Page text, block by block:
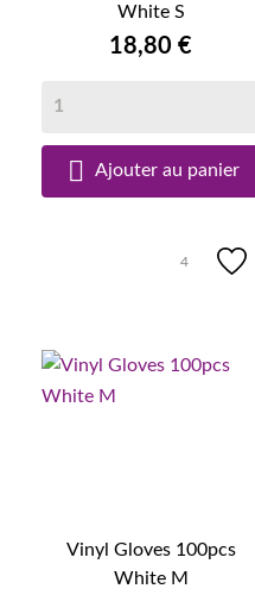
White S
18,80 €
 Ajouter au panier
4
Vinyl Gloves 100pcs
White M